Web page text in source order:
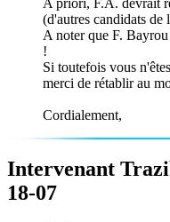
A priori, F.A. devrait
(d'autres candidats de
A noter que F.
!
Si toutefois vous
merci de rétablir au
Cordialement,
Intervenant
18-07